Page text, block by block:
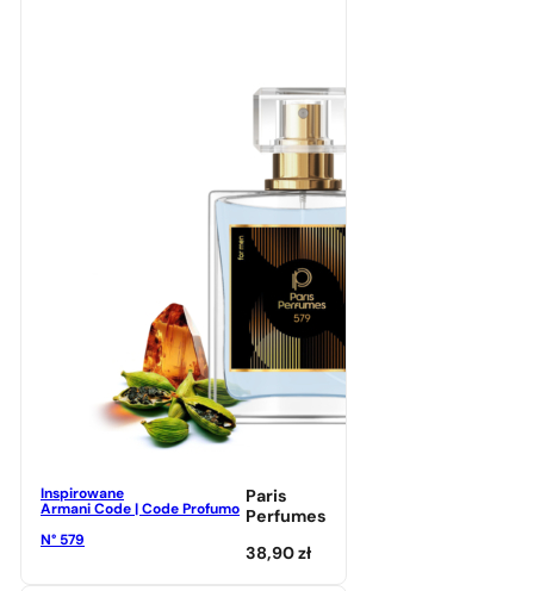
Inspirowane
Armani Code | Code Profumo
N° 579
Paris
Perfumes
38,90zł